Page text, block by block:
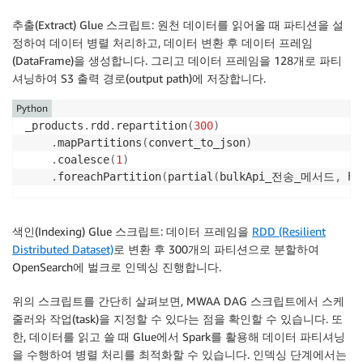
# 파티셔닝 설정
_product_df
repartition( 128 ) write .mode( 'overwrite'
추출(Extract) Glue 스크립트: 원천 데이터를 읽어올 때 파티션을 설
정하여 데이터 병렬 처리하고, 데이터 변환 후 데이터 프레임
(DataFrame)을 생성합니다. 그리고 데이터 프레임을 128개로 파티
셔닝하여 S3 출력 경로(output path)에 저장합니다.
_products . rdd . repartition(300)
.mapPartitions (convert_to_json)
. coalesce(1 )
. foreachPartition(partial ( bulkApi_전송_메서드 ,
Python
색인(Indexing) Glue 스크립트: 데이터 프레임을 RDD (Resilient
Distributed Dataset)로 변환 후 300개의 파티션으로 분할하여
OpenSearch에 벌크로 인덱싱 진행합니다.
위의 스크립트를 간단히 살펴보면, MWAA DAG 스크립트에서 스케
줄러와 작업(task)을 지정할 수 있다는 점을 확인할 수 있습니다. 또
한, 데이터를 읽고 쓸 때 Glue에서 Spark를 활용해 데이터 파티셔닝
을 수행하여 병렬 처리를 최적화할 수 있습니다. 인덱싱 단계에서는